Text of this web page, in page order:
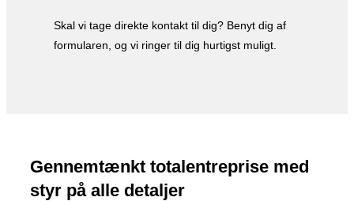
Skal vi tage direkte kontakt til dig? Benyt dig af
formularen, og vi ringer til dig hurtigst muligt.
Gennemtænkt totalentreprise med
styr på alle detaljer